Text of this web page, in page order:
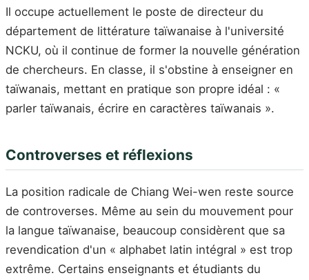
Il occupe actuellement le poste de directeur du
département de littérature taïwanaise à l'université
NCKU, où il continue de former la nouvelle génération
de chercheurs. En classe, il s'obstine à enseigner en
taïwanais, mettant en pratique son propre idéal : «
parler taïwanais, écrire en caractères taïwanais ».
Controverses et réflexions
La position radicale de Chiang Wei-wen reste source
de controverses. Même au sein du mouvement pour
la langue taïwanaise, beaucoup considèrent que sa
revendication d'un « alphabet latin intégral » est trop
extrême. Certains enseignants et étudiants du